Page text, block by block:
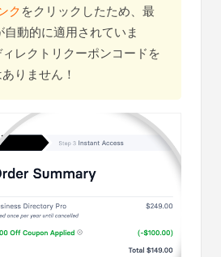
クをクリックしたため、最
自動的に適用されていま
レクトリクーポンコードを
りません！